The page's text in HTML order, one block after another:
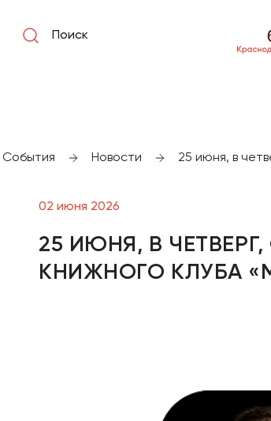
Поиск
События Новости 25 июня, в
02 июня 2026
25 ИЮНЯ, В
КНИЖНОГО КЛУБА